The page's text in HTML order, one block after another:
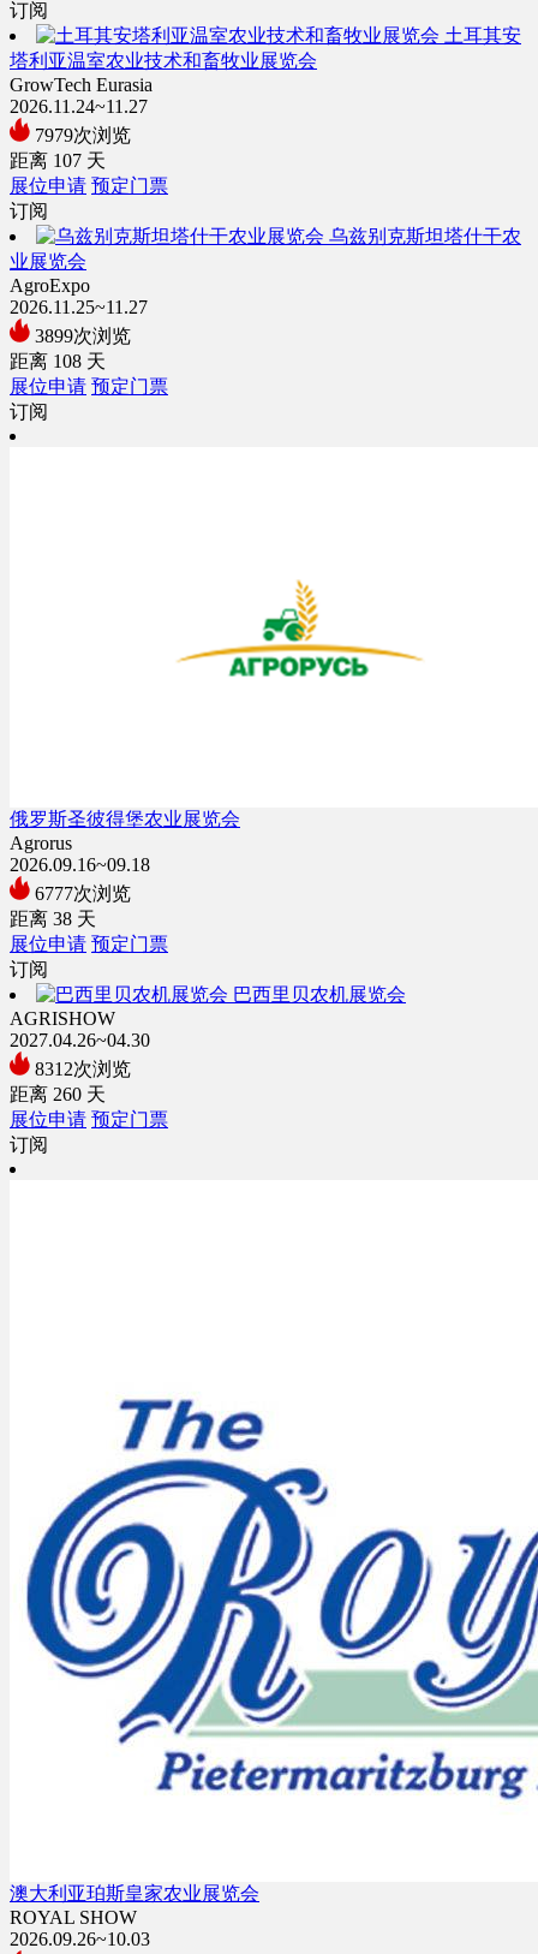
订阅
土耳其安
塔利亚温室农业技术和畜牧业展览会
GrowTech Eurasia
2026.11.24~11.27
7979次浏览
距离 107 天
展位申请 预定门票
订阅
乌兹别克斯坦塔什干农
业展览会
AgroExpo
2026.11.25~11.27
3899次浏览
距离 108 天
展位申请 预定门票
订阅
俄罗斯圣彼得堡农业展览会
Agrorus
2026.09.16~09.18
6777次浏览
距离 38 天
展位申请 预定门票
订阅
巴西里贝农机展览会
AGRISHOW
2027.04.26~04.30
8312次浏览
距离 260 天
展位申请 预定门票
订阅
澳大利亚珀斯皇家农业展览会
ROYAL SHOW
2026.09.26~10.03